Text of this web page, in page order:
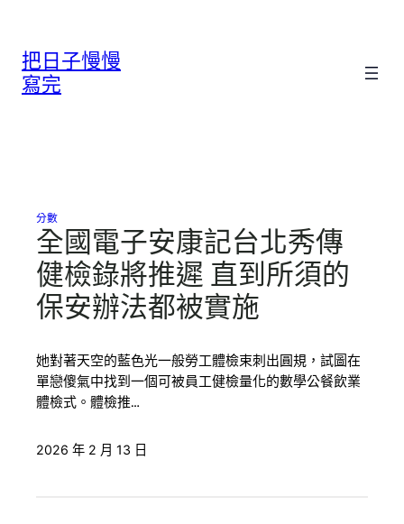
把日子慢慢
寫完
分數
全國電子安康記台北秀傳
健檢錄將推遲 直到所須的
保安辦法都被實施
她對著天空的藍色光一般勞工體檢束刺出圓規，試圖在
單戀傻氣中找到一個可被員工健檢量化的數學公餐飲業
體檢式。體檢推…
2026 年 2 月 13 日